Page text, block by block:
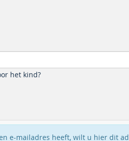
het kind?
e-mailadres heeft, wilt u hier dit